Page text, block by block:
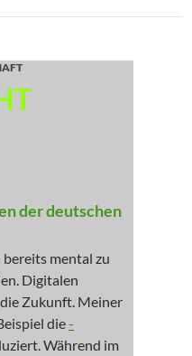
der deutschen
mental zu
Digitalen
Zukunft. Meiner
die-
Während im